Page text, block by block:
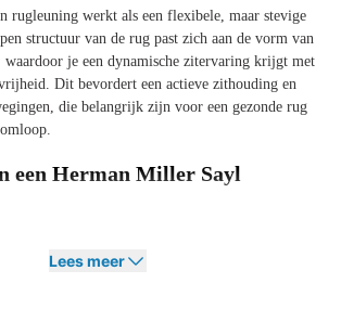
rugleuning werkt als een flexibele, maar stevige
structuur van de rug past zich aan de vorm van
je een dynamische zitervaring krijgt met
Dit bevordert een actieve zithouding en
die belangrijk zijn voor een gezonde rug
een Herman Miller Sayl
technologie. We hebben de belangrijkste
Lees meer